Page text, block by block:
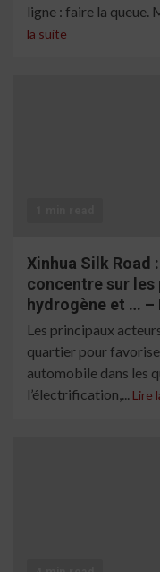
ligne : faire la queue.
la suite
Xinhua Silk Road
concentre sur les
hydrogène et … –
Les principaux
quartier pour
automobile dans les
l’électrification,... Lire